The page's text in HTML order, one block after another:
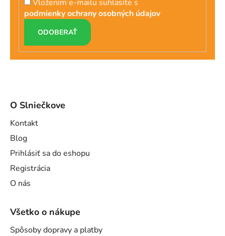
Vložením e-mailu suhlasíte s
podmienky ochrany osobných údajov
PRIHLÁSIŤ
SA
O Slniečkove
Kontakt
Blog
Prihlásiť sa do eshopu
Registrácia
O nás
Všetko o nákupe
Spôsoby dopravy a platby